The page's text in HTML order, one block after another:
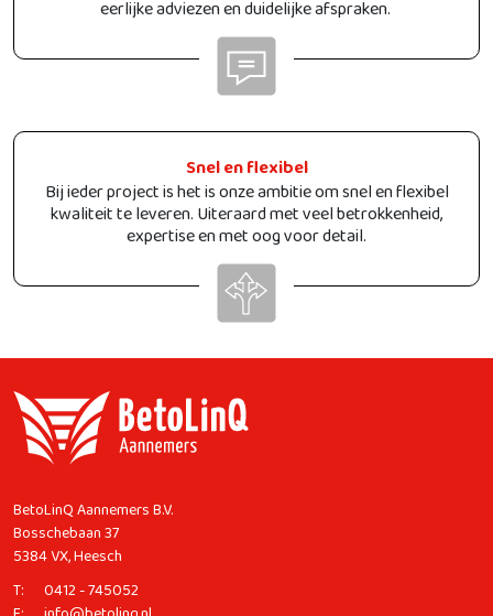
eerlijke adviezen en duidelijke afspraken.
Snel en flexibel
Bij ieder project is het is onze ambitie om snel en flexibel
kwaliteit te leveren. Uiteraard met veel betrokkenheid,
expertise en met oog voor detail.
BetoLinQ Aannemers B.V.
Bosschebaan 37
5384 VX, Heesch
T: 0412 - 745052